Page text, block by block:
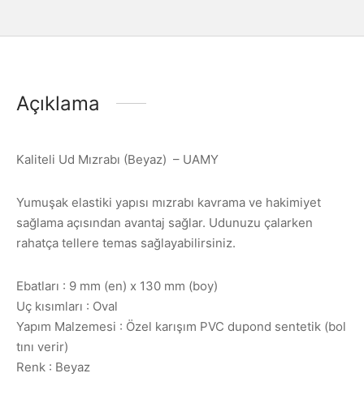
Açıklama
Kaliteli Ud Mızrabı (Beyaz) – UAMY
Yumuşak elastiki yapısı mızrabı kavrama ve hakimiyet
sağlama açısından avantaj sağlar. Udunuzu çalarken
rahatça tellere temas sağlayabilirsiniz.
Ebatları : 9 mm (en) x 130 mm (boy)
Uç kısımları : Oval
Yapım Malzemesi : Özel karışım PVC dupond sentetik (bol
tını verir)
Renk : Beyaz